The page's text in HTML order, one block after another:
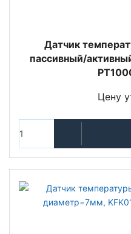
Датчик
пассивный/
Цену